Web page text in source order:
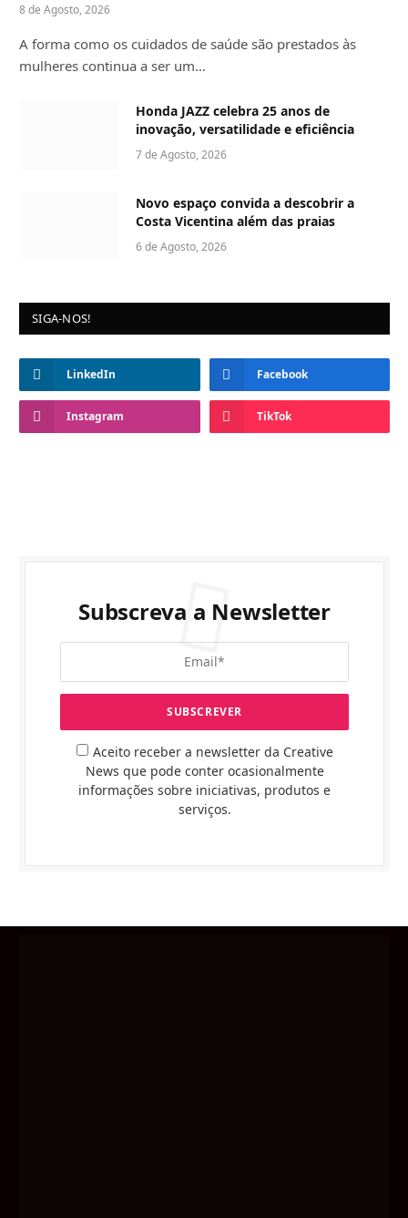
8 de Agosto, 2026
A forma como os cuidados de saúde são prestados às
mulheres continua a ser um…
Honda JAZZ celebra 25 anos de
inovação, versatilidade e eficiência
7 de Agosto, 2026
Novo espaço convida a descobrir a
Costa Vicentina além das praias
6 de Agosto, 2026
SIGA-NOS!
LinkedIn Facebook
Instagram TikTok
Subscreva a Newsletter
Aceito receber a newsletter da Creative
News que pode conter ocasionalmente
informações sobre iniciativas, produtos e
serviços.